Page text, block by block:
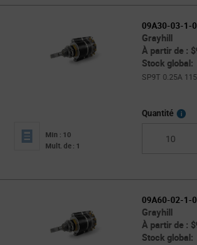
09A30-03-1-
Grayhill
À partir de :
Stock global:
SP9T 0.25A
Min : 10
Mult. de : 1
Quantité
09A60-02-1-
Grayhill
À partir de :
Stock global: